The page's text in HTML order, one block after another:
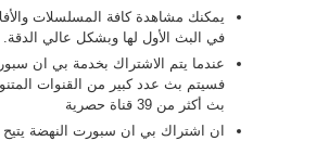
يمكنك مشاهدة كافة المسلسلات
في البث الأول لها وبشكل عالي الدقة.
عندما يتم الاشتراك بخدمة بي ان
فسيتم بث عدد كبير من القنوات
بث أكثر من 39 قناة حصرية
ان اشتراك بي ان سبورت النهضة